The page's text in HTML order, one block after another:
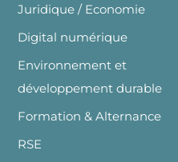
Juridique / Economie
Digital numérique
Environnement et
développement durable
Formation & Alternance
RSE